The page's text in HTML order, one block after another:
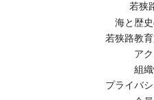
若狭
海と歴
若狭路教
ア
組
プライバ